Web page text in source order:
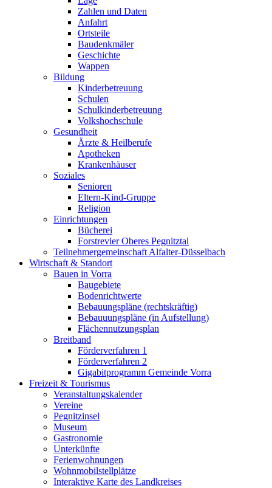
Zahlen und Daten
Anfahrt
Ortsteile
Baudenkmäler
Geschichte
Wappen
Bildung
Kinderbetreuung
Schulen
Schulkinderbetreuung
Volkshochschule
Gesundheit
Ärzte & Heilberufe
Apotheken
Krankenhäuser
Soziales
Senioren
Eltern-Kind-Gruppe
Religion
Einrichtungen
Bücherei
Forstrevier Oberes Pegnitztal
Teilnehmergemeinschaft Alfalter-Düsselbach
Wirtschaft & Standort
Bauen in Vorra
Baugebiete
Bodenrichtwerte
Bebauungspläne (rechtskräftig)
Bebauuungspläne (in Aufstellung)
Flächennutzungsplan
Breitband
Förderverfahren 1
Förderverfahren 2
Gigabitprogramm Gemeinde Vorra
Freizeit & Tourismus
Veranstaltungskalender
Vereine
Pegnitzinsel
Museum
Gastronomie
Unterkünfte
Ferienwohnungen
Wohnmobilstellplätze
Interaktive Karte des Landkreises